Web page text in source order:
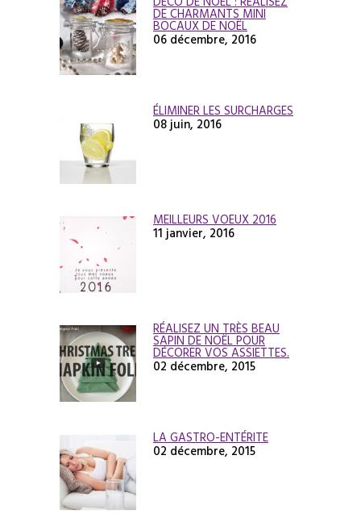
DE CHARMANTS MINI
BOCAUX DE NOËL
06 décembre, 2016
ÉLIMINER LES SURCHARGES
08 juin, 2016
MEILLEURS VOEUX 2016
11 janvier, 2016
RÉALISEZ UN TRÈS BEAU
SAPIN DE NOËL POUR
DÉCORER VOS ASSIETTES.
02 décembre, 2015
LA GASTRO-ENTÉRITE
02 décembre, 2015